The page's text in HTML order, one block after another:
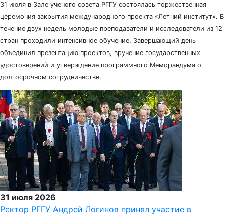
31 июля в Зале ученого совета РГГУ состоялась торжественная
церемония закрытия международного проекта «Летний институт». В
течение двух недель молодые преподаватели и исследователи из 12
стран проходили интенсивное обучение. Завершающий день
объединил презентацию проектов, вручение государственных
удостоверений и утверждение программного Меморандума о
долгосрочном сотрудничестве.
31 июля 2026
Ректор РГГУ Андрей Логинов принял участие в